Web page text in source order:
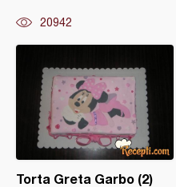
20942
Torta Greta Garbo (2)